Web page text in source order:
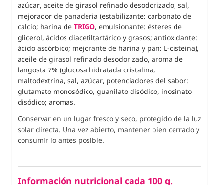
azúcar, aceite de girasol refinado desodorizado, sal,
mejorador de panaderia (estabilizante: carbonato de
calcio; harina de TRIGO, emulsionante: ésteres de
glicerol, ácidos diacetiltartárico y grasos; antioxidante:
ácido ascórbico; mejorante de harina y pan: L-cisteina),
aceile de girasol refinado desodorizado, aroma de
langosta 7% (glucosa hidratada cristalina,
maltodextrina, sal, azúcar, potenciadores del sabor:
glutamato monosódico, guanilato disódico, inosinato
disódico; aromas.
Conservar en un lugar fresco y seco, protegido de la luz
solar directa. Una vez abierto, mantener bien cerrado y
consumir lo antes posible.
Información nutricional cada 100 g.